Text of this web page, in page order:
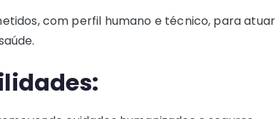
com perfil humano e técnico, para atuar